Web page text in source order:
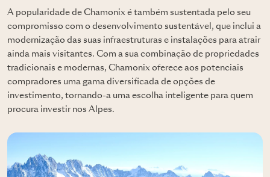
A popularidade de Chamonix é também sustentada pelo seu
compromisso com o desenvolvimento sustentável, que inclui a
modernização das suas infraestruturas e instalações para atrair
ainda mais visitantes. Com a sua combinação de propriedades
tradicionais e modernas, Chamonix oferece aos potenciais
compradores uma gama diversificada de opções de
investimento, tornando-a uma escolha inteligente para quem
procura investir nos Alpes.